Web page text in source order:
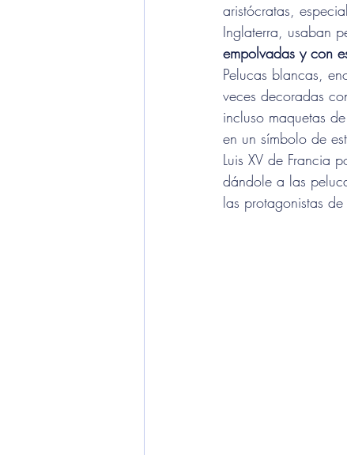
aristócratas,
Inglaterra, usaban
empolvadas y con
Pelucas blancas,
veces decoradas
incluso maquetas
en un símbolo de
Luis XV de Francia
dándole a las
las protagonistas